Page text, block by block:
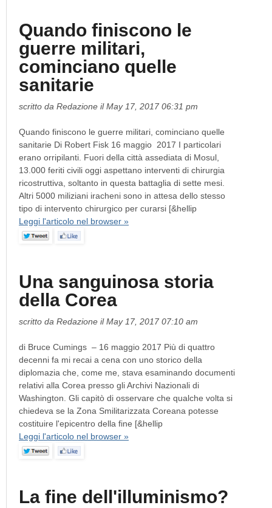
Quando finiscono le
guerre militari,
cominciano quelle
sanitarie
scritto da Redazione il May 17, 2017 06:31 pm
Quando finiscono le guerre militari, cominciano quelle
sanitarie Di Robert Fisk 16 maggio 2017 I particolari
erano orripilanti. Fuori della città assediata di Mosul,
13.000 feriti civili oggi aspettano interventi di chirurgia
ricostruttiva, soltanto in questa battaglia di sette mesi.
Altri 5000 miliziani iracheni sono in attesa dello stesso
tipo di intervento chirurgico per curarsi [&hellip
Leggi l'articolo nel browser »
Una sanguinosa storia
della Corea
scritto da Redazione il May 17, 2017 07:10 am
di Bruce Cumings – 16 maggio 2017 Più di quattro
decenni fa mi recai a cena con uno storico della
diplomazia che, come me, stava esaminando documenti
relativi alla Corea presso gli Archivi Nazionali di
Washington. Gli capitò di osservare che qualche volta si
chiedeva se la Zona Smilitarizzata Coreana potesse
costituire l'epicentro della fine [&hellip
Leggi l'articolo nel browser »
La fine dell'illuminismo?